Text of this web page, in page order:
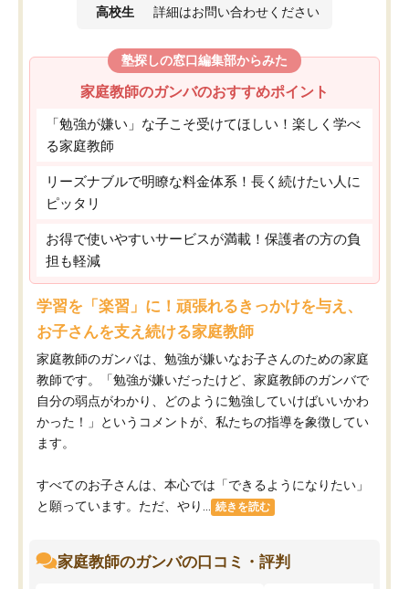
高校生 詳細はお問い合わせください
塾探しの窓口編集部からみた
家庭教師のガンバのおすすめポイント
「勉強が嫌い」な子こそ受けてほしい！楽しく学べ
る家庭教師
リーズナブルで明瞭な料金体系！長く続けたい人に
ピッタリ
お得で使いやすいサービスが満載！保護者の方の負
担も軽減
学習を「楽習」に！頑張れるきっかけを与え、
お子さんを支え続ける家庭教師
家庭教師のガンバは、勉強が嫌いなお子さんのための家庭
教師です。「勉強が嫌いだったけど、家庭教師のガンバで
自分の弱点がわかり、どのように勉強していけばいいかわ
かった！」というコメントが、私たちの指導を象徴してい
ます。
すべてのお子さんは、本心では「できるようになりたい」
と願っています。ただ、やり...
続きを読む
家庭教師のガンバの口コミ・評判